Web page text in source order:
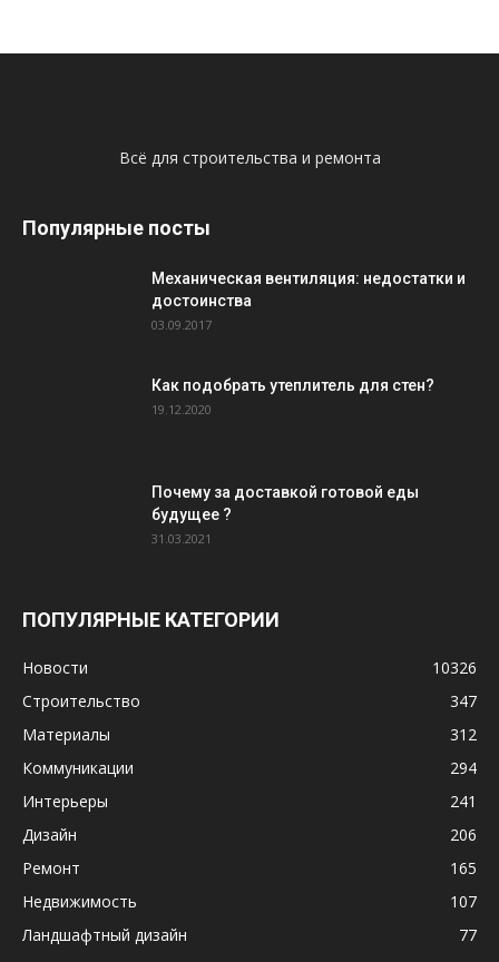
Всё для строительства и ремонта
Популярные посты
Механическая вентиляция: недостатки и
достоинства
03.09.2017
Как подобрать утеплитель для стен?
19.12.2020
Почему за доставкой готовой еды
будущее ?
31.03.2021
ПОПУЛЯРНЫЕ КАТЕГОРИИ
Новости
10326
Строительство
347
Материалы
312
Коммуникации
294
Интерьеры
241
Дизайн
206
Ремонт
165
Недвижимость
107
Ландшафтный дизайн
77